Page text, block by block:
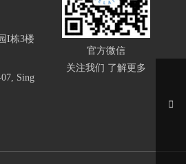
I栋3楼
Sing
官方微信
关注我们 了解更多